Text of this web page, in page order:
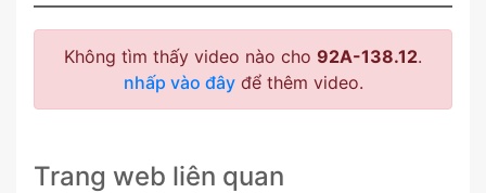
Không tìm thấy video nào cho 92A-138.12.
nhấp vào đâyđể thêm video.
Trang web liên quan